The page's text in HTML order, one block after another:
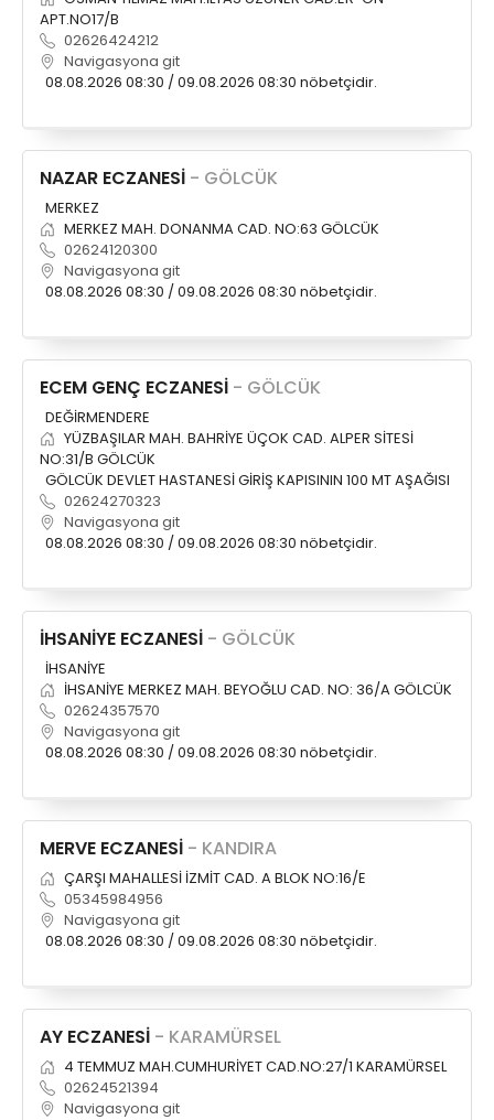
APT.NO17/B
02626424212
Navigasyona git
08.08.2026 08:30 / 09.08.2026 08:30 nöbetçidir.
NAZAR ECZANESİ - GÖLCÜK
MERKEZ
MERKEZ MAH. DONANMA CAD. NO:63 GÖLCÜK
02624120300
Navigasyona git
08.08.2026 08:30 / 09.08.2026 08:30 nöbetçidir.
ECEM GENÇ ECZANESİ - GÖLCÜK
DEĞİRMENDERE
YÜZBAŞILAR MAH. BAHRİYE ÜÇOK CAD. ALPER SİTESİ
NO:31/B GÖLCÜK
GÖLCÜK DEVLET HASTANESİ GİRİŞ KAPISININ 100 MT AŞAĞISI
02624270323
Navigasyona git
08.08.2026 08:30 / 09.08.2026 08:30 nöbetçidir.
İHSANİYE ECZANESİ - GÖLCÜK
İHSANİYE
İHSANİYE MERKEZ MAH. BEYOĞLU CAD. NO: 36/A GÖLCÜK
02624357570
Navigasyona git
08.08.2026 08:30 / 09.08.2026 08:30 nöbetçidir.
MERVE ECZANESİ - KANDIRA
ÇARŞI MAHALLESİ İZMİT CAD. A BLOK NO:16/E
05345984956
Navigasyona git
08.08.2026 08:30 / 09.08.2026 08:30 nöbetçidir.
AY ECZANESİ - KARAMÜRSEL
4 TEMMUZ MAH.CUMHURİYET CAD.NO:27/1 KARAMÜRSEL
02624521394
Navigasyona git